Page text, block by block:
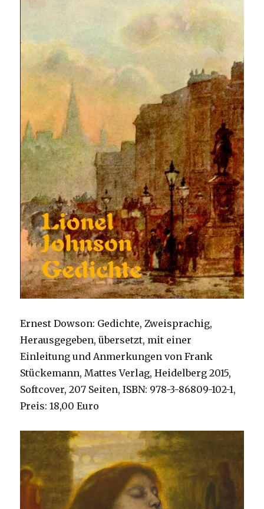
Ernest Dowson: Gedichte, Zweisprachig,
Herausgegeben, übersetzt, mit einer
Einleitung und Anmerkungen von Frank
Stückemann, Mattes Verlag, Heidelberg 2015,
Softcover, 207 Seiten, ISBN: 978-3-86809-102-1,
Preis: 18,00 Euro